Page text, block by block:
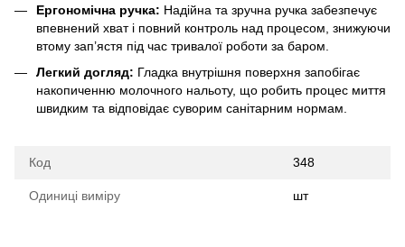
Ергономічна ручка: Надійна та зручна ручка забезпечує
впевнений хват і повний контроль над процесом, знижуючи
втому зап’ястя під час тривалої роботи за баром.
Легкий догляд: Гладка внутрішня поверхня запобігає
накопиченню молочного нальоту, що робить процес миття
швидким та відповідає суворим санітарним нормам.
Код 348
Одиниці виміру шт